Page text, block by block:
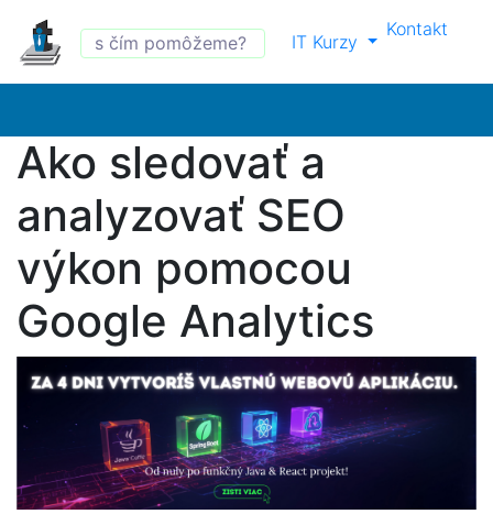
IT Kurzy
Kontakt
Ako sledovať a
analyzovať SEO
výkon pomocou
Google Analytics